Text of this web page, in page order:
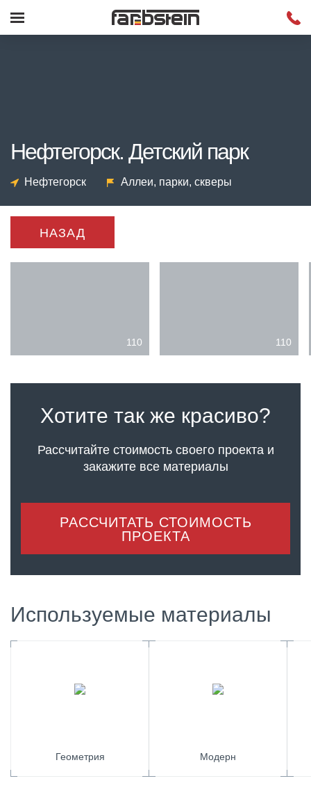
Нефтегорск. Детский парк
Нефтегорск Аллеи, парки, скверы
НАЗАД
110 110
Хотите так же красиво?
Рассчитайте стоимость своего проектаи
закажите все материалы
РАССЧИТАТЬ СТОИМОСТЬ
ПРОЕКТА
Используемые материалы
Геометрия Модерн